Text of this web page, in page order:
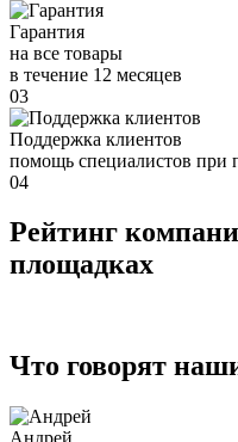
Гарантия
на все товары
в течение 12 месяцев
03
Поддержка клиентов
помощь специалистов при
04
Рейтинг
площадках
Что говорят